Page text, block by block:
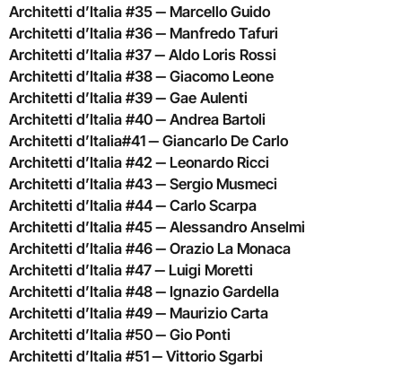
Architetti d’Italia #35 ‒ Marcello Guido
Architetti d’Italia #36 ‒ Manfredo Tafuri
Architetti d’Italia #37 ‒ Aldo Loris Rossi
Architetti d’Italia #38 ‒ Giacomo Leone
Architetti d’Italia #39 ‒ Gae Aulenti
Architetti d’Italia #40 ‒ Andrea Bartoli
Architetti d’Italia#41 ‒ Giancarlo De Carlo
Architetti d’Italia #42 ‒ Leonardo Ricci
Architetti d’Italia #43 ‒ Sergio Musmeci
Architetti d’Italia #44 ‒ Carlo Scarpa
Architetti d’Italia #45 ‒ Alessandro Anselmi
Architetti d’Italia #46 ‒ Orazio La Monaca
Architetti d’Italia #47 ‒ Luigi Moretti
Architetti d’Italia #48 ‒ Ignazio Gardella
Architetti d’Italia #49 ‒ Maurizio Carta
Architetti d’Italia #50 ‒ Gio Ponti
Architetti d’Italia #51 ‒ Vittorio Sgarbi